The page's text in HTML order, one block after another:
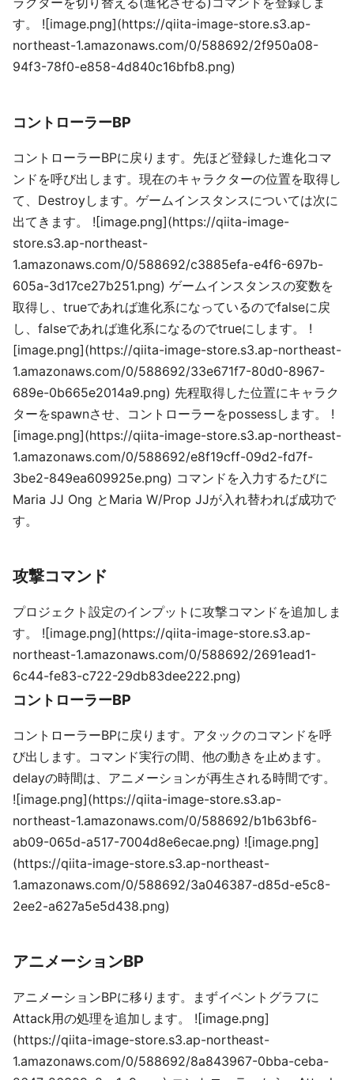
す。 ![image.png](https://qiita-image-store.s3.ap-
northeast-1.amazonaws.com/0/588692/2f950a08-
94f3-78f0-e858-4d840c16bfb8.png)
コントローラーBP
コントローラーBPに戻ります。先ほど登録した進化コマ
ンドを呼び出します。現在のキャラクターの位置を取得し
て、Destroyします。ゲームインスタンスについては次に
出てきます。 ![image.png](https://qiita-image-
store.s3.ap-northeast-
1.amazonaws.com/0/588692/c3885efa-e4f6-697b-
605a-3d17ce27b251.png) ゲームインスタンスの変数を
取得し、trueであれば進化系になっているのでfalseに戻
し、falseであれば進化系になるのでtrueにします。 !
[image.png](https://qiita-image-store.s3.ap-northeast-
1.amazonaws.com/0/588692/33e671f7-80d0-8967-
689e-0b665e2014a9.png) 先程取得した位置にキャラク
ターをspawnさせ、コントローラーをpossessします。 !
[image.png](https://qiita-image-store.s3.ap-northeast-
1.amazonaws.com/0/588692/e8f19cff-09d2-fd7f-
3be2-849ea609925e.png) コマンドを入力するたびに
Maria JJ Ong とMaria W/Prop JJが入れ替われば成功で
す。
攻撃コマンド
プロジェクト設定のインプットに攻撃コマンドを追加しま
す。 ![image.png](https://qiita-image-store.s3.ap-
northeast-1.amazonaws.com/0/588692/2691ead1-
6c44-fe83-c722-29db83dee222.png)
コントローラーBP
コントローラーBPに戻ります。アタックのコマンドを呼
び出します。コマンド実行の間、他の動きを止めます。
delayの時間は、アニメーションが再生される時間です。
![image.png](https://qiita-image-store.s3.ap-
northeast-1.amazonaws.com/0/588692/b1b63bf6-
ab09-065d-a517-7004d8e6ecae.png) ![image.png]
(https://qiita-image-store.s3.ap-northeast-
1.amazonaws.com/0/588692/3a046387-d85d-e5c8-
2ee2-a627a5e5d438.png)
アニメーションBP
アニメーションBPに移ります。まずイベントグラフに
Attack用の処理を追加します。 ![image.png]
(https://qiita-image-store.s3.ap-northeast-
1.amazonaws.com/0/588692/8a843967-0bba-ceba-